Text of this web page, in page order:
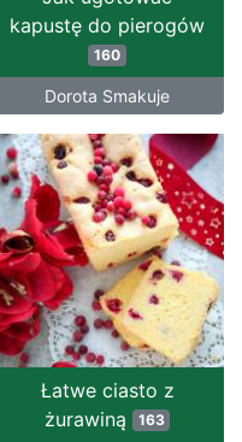
kapustę do pierogów
160
Dorota Smakuje
Łatwe ciasto z
żurawiną
163